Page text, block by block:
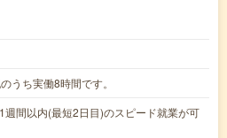
うち実働8時間です。
週間以内(最短2日目)のスピード就業が可